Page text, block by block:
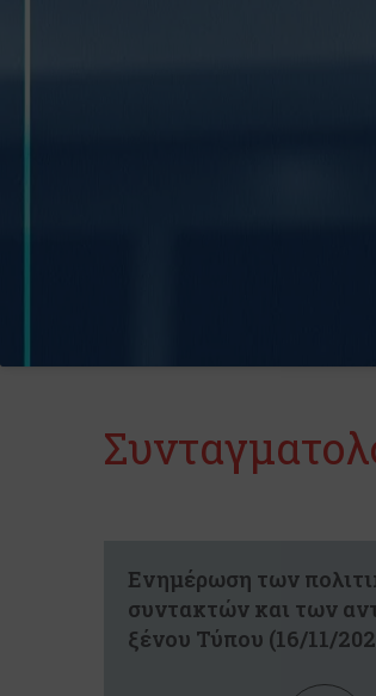
Eνημέρωση των
συντακτών και των
ξένου Τύπου (16/11/